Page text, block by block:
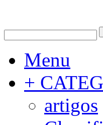
Menu
+
artigos